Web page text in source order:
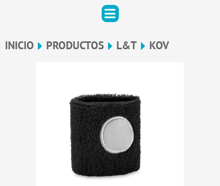
INICIO PRODUCTOS L&T KOV